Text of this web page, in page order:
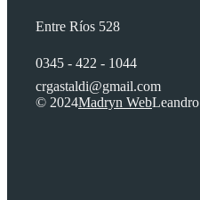
Entre Ríos 528
0345 - 422 - 1044
crgastaldi@gmail.com
© 2024Madryn Web